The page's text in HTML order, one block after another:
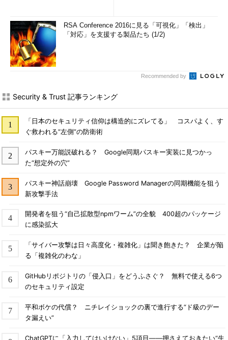
RSA Conference 2016に見る「可視化」「検出」
「対応」を支援する製品たち (1/2)
Recommended by
Security & Trust 記事ランキング
「日本のセキュリティ信仰は構造的にズレてる」 コスパよく、す
ぐ救われる“左側”の防衛術
パスキー万能説破れる？ Google同期パスキー実装に見つかっ
た“想定外の穴”
パスキー神話崩壊 Google Password Managerの同期機能を狙う
新攻撃手法
開発者を狙う“自己拡散型npmワーム”の全貌 400超のパッケージ
に感染拡大
「サイバー攻撃は日々高度化・複雑化」は聞き飽きた？ 企業が陥
る「複雑化のわな」
GitHubリポジトリの「侵入口」をどうふさぐ？ 無料で使える6つ
のセキュリティ設定
平和ボケの代償？ ニチレイショックの裏で進行する“ド級のデー
タ漏えい”
ChatGPTに「入力してはいけない」5項目――押さえておきたい“生